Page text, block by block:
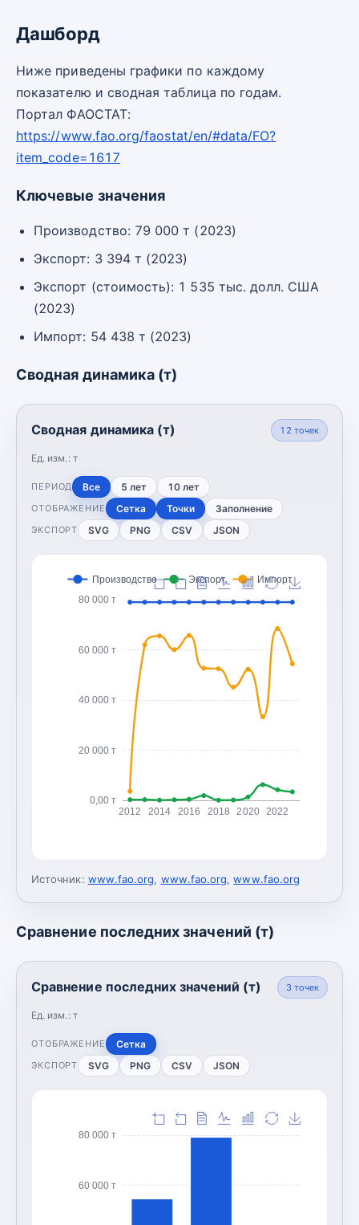
Дашборд
Ниже приведены графики по каждому
показателю и сводная таблица по годам.
Портал ФАОСТАТ:
https://www.fao.org/faostat/en/#data/FO?
item_code=1617
Ключевые значения
Производство: 79 000 т (2023)
Экспорт: 3 394 т (2023)
Экспорт (стоимость): 1 535 тыс. долл. США
(2023)
Импорт: 54 438 т (2023)
Сводная динамика (т)
Сводная динамика (т)
Ед. изм.: т
12 точек
ПЕРИОД Все 5 лет 10 лет
ОТОБРАЖЕНИЕ Сетка Точки Заполнение
ЭКСПОРТ SVG PNG CSV JSON
0,00 т
20 000 т
40 000 т
60 000 т
80 000 т
2012 2014 2016 2018 2020 2022
Производство Экспорт Импорт
Источник: www.fao.org, www.fao.org,www.fao.org
Сравнение последних значений (т)
Сравнение последних значений (т)
Ед. изм.: т
3точек
ОТОБРАЖЕНИЕ Сетка
ЭКСПОРТ SVG PNG CSV JSON
60 000 т
80 000 т